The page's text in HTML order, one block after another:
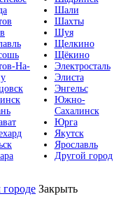
На-
Шали
Шахты
Шуя
Щелкино
Щёкино
Электросталь
Элиста
Энгельс
Южно-
Сахалинск
Юрга
Якутск
Ярославль
Другой город
Закрыть